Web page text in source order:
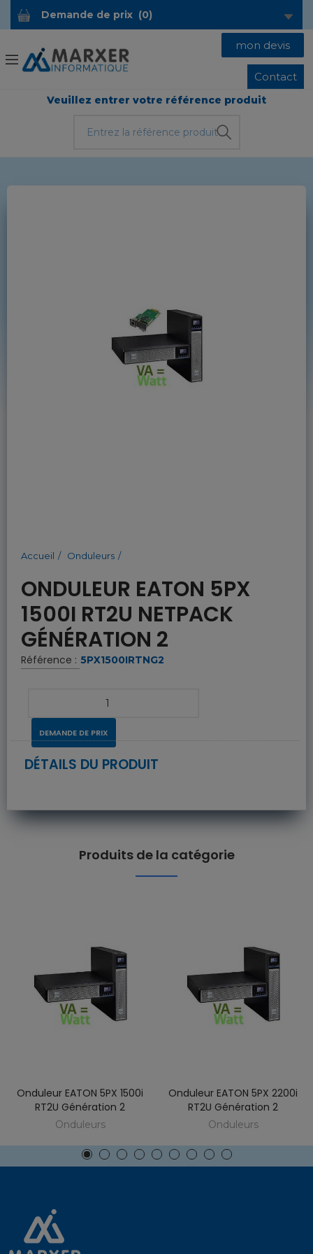
Demande de prix (0)
mon devis
Contact
Veuillez entrer votre référence produit
Accueil Onduleurs
ONDULEUR EATON 5PX
1500I RT2U NETPACK
GÉNÉRATION 2
Référence : 5PX1500IRTNG2
DEMANDE DE PRIX
DÉTAILS DU PRODUIT
Produits de la catégorie
Onduleur EATON 5PX 1500i
RT2U Génération 2
Onduleurs
Onduleur EATON 5PX 2200i
RT2U Génération 2
Onduleurs